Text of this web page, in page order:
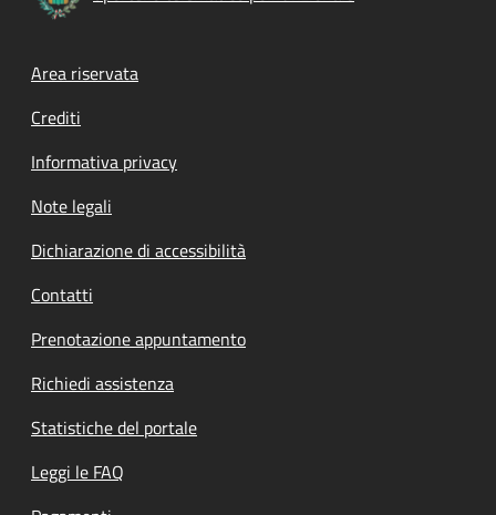
Footer menu
Area riservata
Crediti
Informativa privacy
Note legali
Dichiarazione di accessibilità
Contatti
Prenotazione appuntamento
Richiedi assistenza
Statistiche del portale
Leggi le FAQ